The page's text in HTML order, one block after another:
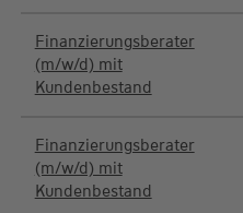
Finanzierungsberater
(m/w/d) mit
Kundenbestand
Finanzierungsberater
(m/w/d) mit
Kundenbestand